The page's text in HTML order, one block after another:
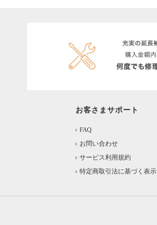
お客さまサポート
FAQ
お問い合わせ
サービス利用規約
特定商取引法に基づく表示